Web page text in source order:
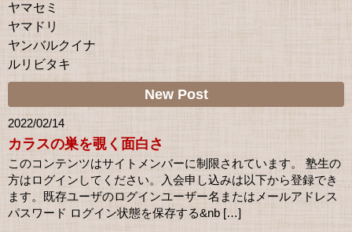
ヤマセミ
ヤマドリ
ヤンバルクイナ
ルリビタキ
New Post
2022/02/14
カラスの巣を覗く面白さ
このコンテンツはサイトメンバーに制限されています。 塾生の
方はログインしてください。入会申し込みは以下から登録でき
ます。既存ユーザのログインユーザー名またはメールアドレス
パスワード ログイン状態を保存する&nb […]